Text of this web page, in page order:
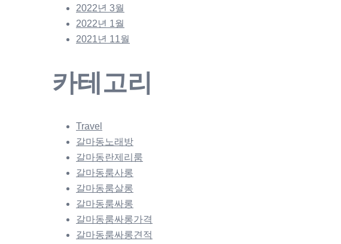
2022년 3월
2022년 1월
2021년 11월
카테고리
Travel
갈마동노래방
갈마동란제리룸
갈마동룸사롱
갈마동룸살롱
갈마동룸싸롱
갈마동룸싸롱가격
갈마동룸싸롱견적